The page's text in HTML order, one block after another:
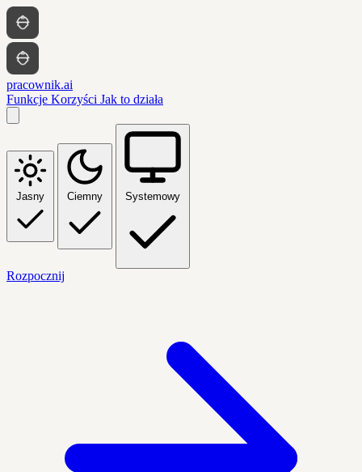
pracownik.ai
Funkcje Korzyści Jak to działa
Jasny Ciemny Systemowy
Rozpocznij